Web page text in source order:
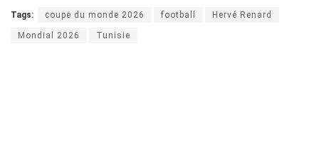
Tags: coupe du monde 2026 football Hervé Renard
Mondial 2026 Tunisie